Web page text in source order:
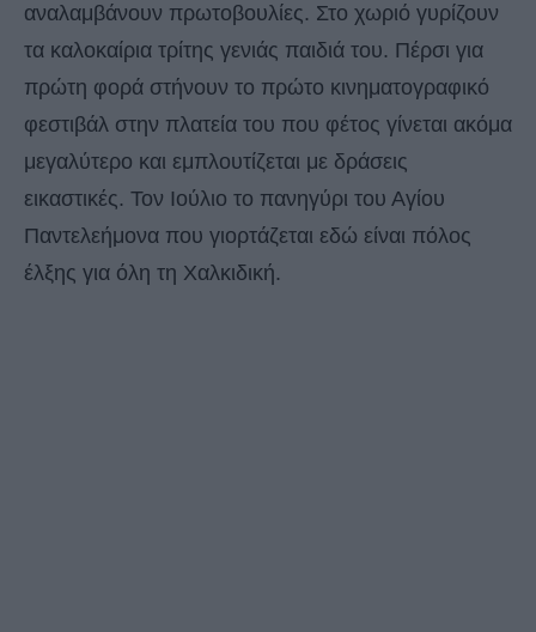
αναλαμβάνουν πρωτοβουλίες. Στο χωριό γυρίζουν
τα καλοκαίρια τρίτης γενιάς παιδιά του. Πέρσι για
πρώτη φορά στήνουν το πρώτο κινηματογραφικό
φεστιβάλ στην πλατεία του που φέτος γίνεται ακόμα
μεγαλύτερο και εμπλουτίζεται με δράσεις
εικαστικές. Τον Ιούλιο το πανηγύρι του Αγίου
Παντελεήμονα που γιορτάζεται εδώ είναι πόλος
έλξης για όλη τη Χαλκιδική.